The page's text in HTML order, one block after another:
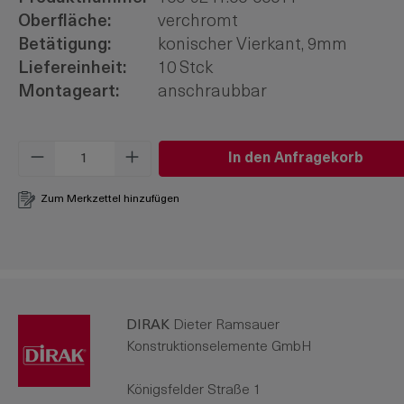
Oberfläche:
verchromt
Betätigung:
konischer Vierkant, 9mm
Liefereinheit:
10 Stck
Montageart:
anschraubbar
Produkt Anzahl: Gib denIn den Anfragekorb
Zum Merkzettel hinzufügen
DIRAK Dieter Ramsauer
Konstruktionselemente GmbH
Königsfelder Straße 1